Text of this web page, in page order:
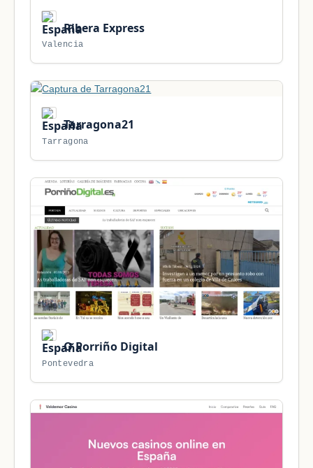
Ribera Express
Valencia
Tarragona21
Tarragona
O Porriño Digital
Pontevedra